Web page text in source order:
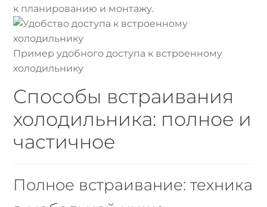
к планированию и монтажу.
Пример удобного доступа к встроенному
холодильнику
Способы встраивания
холодильника: полное и
частичное
Полное встраивание: техника